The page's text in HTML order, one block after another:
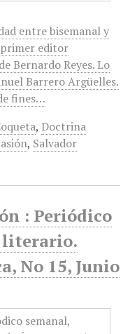
entre bisemanal y
primer editor
Bernardo Reyes. Lo
Barrero Argüelles.
fines…
, Doctrina
, Salvador
: Periódico
literario.
No 15, Junio